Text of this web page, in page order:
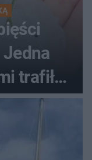
Jedna
trafiła